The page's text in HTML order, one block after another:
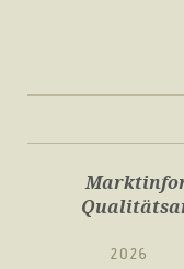
2026